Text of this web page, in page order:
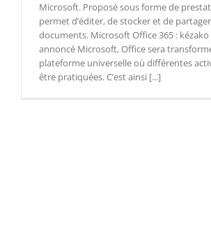
Microsoft. Proposé sous forme de
permet d’éditer, de stocker et de
documents. Microsoft Office 365 : kézako
annoncé Microsoft, Office sera
plateforme universelle où différentes
être pratiquées. C’est ainsi [...]